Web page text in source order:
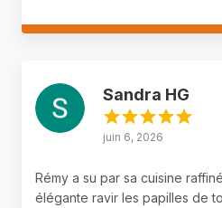
Sandra HG
juin 6, 2026
Rémy a su par sa cuisine
élégante ravir les papilles de